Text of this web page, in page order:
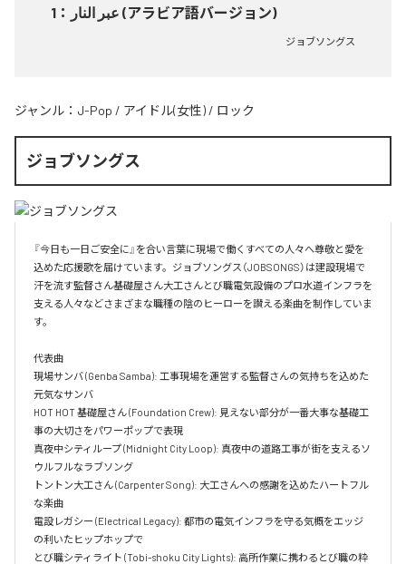
1 ： عبر النار (アラビア語バージョン)
ジョブソングス
ジャンル： J-Pop / アイドル(女性) / ロック
ジョブソングス
『今日も一日ご安全に』を合い言葉に現場で働くすべての人々へ尊敬と愛を
込めた応援歌を届けています。ジョブソングス（JOBSONGS）は建設現場で
汗を流す監督さん基礎屋さん大工さんとび職電気設備のプロ水道インフラを
支える人々などさまざまな職種の陰のヒーローを讃える楽曲を制作していま
す。
代表曲
現場サンバ (Genba Samba): 工事現場を運営する監督さんの気持ちを込めた
元気なサンバ
HOT HOT 基礎屋さん (Foundation Crew): 見えない部分が一番大事な基礎工
事の大切さをパワーポップで表現
真夜中シティループ (Midnight City Loop): 真夜中の道路工事が街を支えるソ
ウルフルなラブソング
トントン大工さん (Carpenter Song): 大工さんへの感謝を込めたハートフル
な楽曲
電設レガシー (Electrical Legacy): 都市の電気インフラを守る気概をエッジ
の利いたヒップホップで
とび職シティライト (Tobi-shoku City Lights): 高所作業に携わるとび職の粋